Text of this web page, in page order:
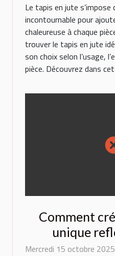
Le tapis en jute s’impose
incontournable pour
chaleureuse à chaque
trouver le tapis en jute
son choix selon l’usage,
pièce. Découvrez dans
Comment
unique
Mercredi 15 octobre